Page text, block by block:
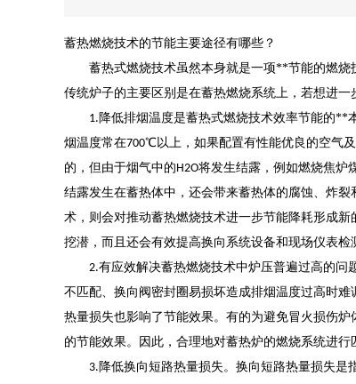
蓄热燃烧技术的节能主要途径有哪些？
蓄热式燃烧技术虽然本身就是一项**节能的燃
传统炉子的主要区别是在蓄热燃烧系统上，若想进
1. 降低排烟温度是蓄热式燃烧技术效率节能的
烟温度常在700℃以上，如果配置有性能优良的空气
的，但由于烟气中的H2O将发生结露，例如燃烧焦炉
结露发生在蓄热体中，还会带来蓄热体的腐蚀、炸
术，则会对推动蓄热燃烧技术进一步节能降耗形成
挖潜，而且还会有效提高换向系统设备和现场仪表
2.有应效解决蓄热燃烧技术中炉压普遍过高的问
不匹配、换向阀密封圈易损坏造成排烟温度过高时
热量损失也影响了节能效果。有的为避免冒火损伤
的节能效果。因此，合理地对蓄热炉的燃烧系统进
3. 降低换向短路热量损失。换向短路热量损失是